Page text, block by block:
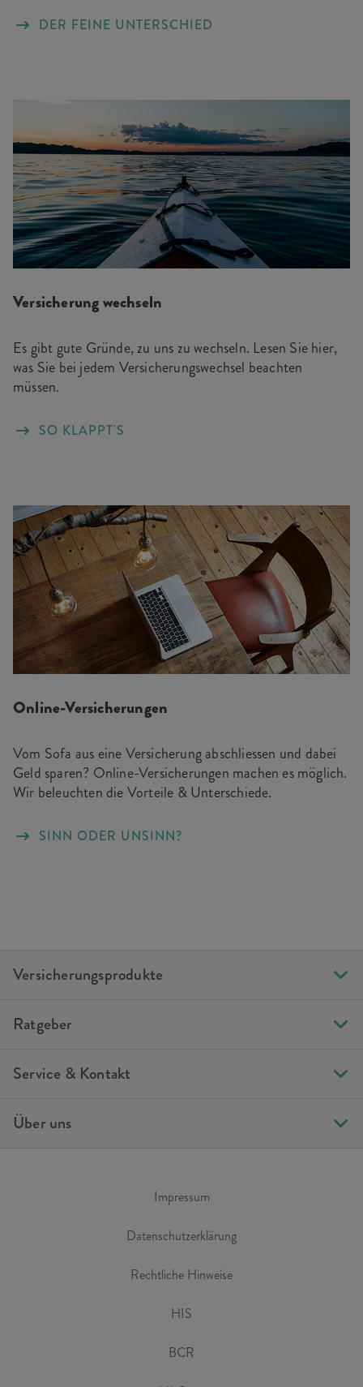
DER FEINE UNTERSCHIED
Versicherung wechseln
Es gibt gute Gründe, zu uns zu wechseln. Lesen Sie hier,
was Sie bei jedem Versicherungswechsel beachten
müssen.
SO KLAPPT'S
Online-Versicherungen
Vom Sofa aus eine Versicherung abschliessen und dabei
Geld sparen? Online-Versicherungen machen es möglich.
Wir beleuchten die Vorteile & Unterschiede.
SINN ODER UNSINN?
Versicherungsprodukte
Ratgeber
Service & Kontakt
Über uns
Impressum
Datenschutzerklärung
Rechtliche Hinweise
HIS
BCR